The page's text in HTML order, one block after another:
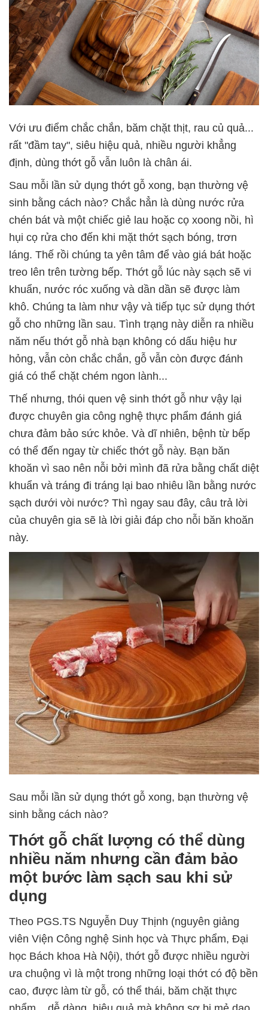
Với ưu điểm chắc chắn, băm chặt thịt, rau củ quả...
rất "đầm tay", siêu hiệu quả, nhiều người khẳng
định, dùng thớt gỗ vẫn luôn là chân ái.
Sau mỗi lần sử dụng thớt gỗ xong, bạn thường vệ
sinh bằng cách nào? Chắc hẳn là dùng nước rửa
chén bát và một chiếc giẻ lau hoặc cọ xoong nồi, hì
hụi cọ rửa cho đến khi mặt thớt sạch bóng, trơn
láng. Thế rồi chúng ta yên tâm để vào giá bát hoặc
treo lên trên tường bếp. Thớt gỗ lúc này sạch sẽ vi
khuẩn, nước róc xuống và dần dần sẽ được làm
khô. Chúng ta làm như vậy và tiếp tục sử dụng thớt
gỗ cho những lần sau. Tình trạng này diễn ra nhiều
năm nếu thớt gỗ nhà bạn không có dấu hiệu hư
hỏng, vẫn còn chắc chắn, gỗ vẫn còn được đánh
giá có thể chặt chém ngon lành...
Thế nhưng, thói quen vệ sinh thớt gỗ như vậy lại
được chuyên gia công nghệ thực phẩm đánh giá
chưa đảm bảo sức khỏe. Và dĩ nhiên, bệnh từ bếp
có thể đến ngay từ chiếc thớt gỗ này. Bạn băn
khoăn vì sao nên nỗi bởi mình đã rửa bằng chất diệt
khuẩn và tráng đi tráng lại bao nhiêu lần bằng nước
sạch dưới vòi nước? Thì ngay sau đây, câu trả lời
của chuyên gia sẽ là lời giải đáp cho nỗi băn khoăn
này.
Sau mỗi lần sử dụng thớt gỗ xong, bạn thường vệ
sinh bằng cách nào?
Thớt gỗ chất lượng có thể dùng
nhiều năm nhưng cần đảm bảo
một bước làm sạch sau khi sử
dụng
Theo PGS.TS Nguyễn Duy Thịnh (nguyên giảng
viên Viện Công nghệ Sinh học và Thực phẩm, Đại
học Bách khoa Hà Nội), thớt gỗ được nhiều người
ưa chuộng vì là một trong những loại thớt có độ bền
cao, được làm từ gỗ, có thể thái, băm chặt thực